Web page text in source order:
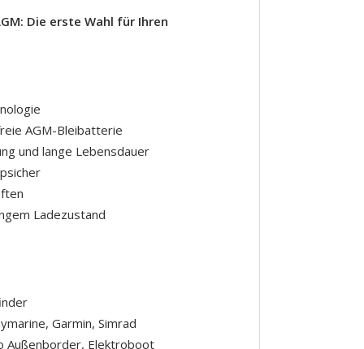
Die erste Wahl für Ihren
AGM-Bleibatterie
und lange Lebensdauer
Ladezustand
Garmin, Simrad
Außenborder, Elektroboot